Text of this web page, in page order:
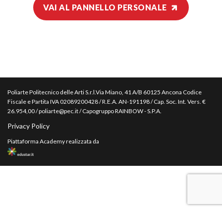
VAI AL PANNELLO PERSONALE
Poliarte Politecnico delle Arti S.r.l.Via Miano, 41 A/B 60125 Ancona Codice
Fiscale e Partita IVA 02089200428 / R.E.A. AN-191198 / Cap. Soc. Int. Vers. €
26.954,00 / poliarte@pec.it / Capogruppo RAINBOW - S.P.A.
Privacy Policy
Piattaforma Academy realizzata da